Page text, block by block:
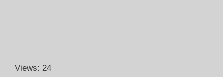
Views: 24